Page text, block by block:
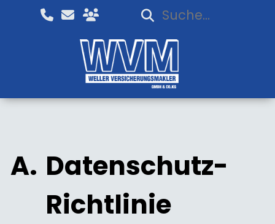
Datenschutz-
Richtlinie